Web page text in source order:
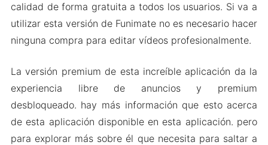
calidad de forma gratuita a todos los usuarios. Si va a
utilizar esta versión de Funimate no es necesario hacer
ninguna compra para editar vídeos profesionalmente.
La versión premium de esta increíble aplicación da la
experiencia libre de anuncios y premium
desbloqueado. hay más información que esto acerca
de esta aplicación disponible en esta aplicación. pero
para explorar más sobre él que necesita para saltar a